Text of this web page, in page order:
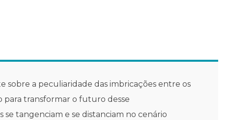
sobre a peculiaridade das imbricações entre os
para transformar o futuro desse
tangenciam e se distanciam no cenário